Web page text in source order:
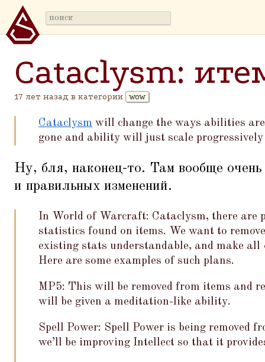
Cataclysm:
17 лет назад в категории wow
Cataclysm will change the ways abilities
gone and ability will just scale
Ну, бля, наконец-то. Там вообще очень
и правильных изменений.
In World of Warcraft: Cataclysm, there are
statistics found on items. We want to
existing stats understandable, and make all
Here are some examples of such plans.
MP5: This will be removed from items and
will be given a meditation-like ability.
Spell Power: Spell Power is being removed
we’ll be improving Intellect so that it